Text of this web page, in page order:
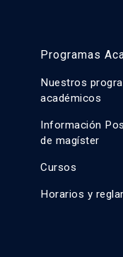
Programas
Nuestros
académicos
Información
de magíster
Cursos
Horarios y